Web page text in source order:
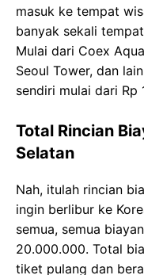
masuk ke tempat
banyak sekali
Mulai dari Coex
Seoul Tower, dan
sendiri mulai dari Rp
Total Rincian
Selatan
Nah, itulah rincian
ingin berlibur ke
semua, semua
20.000.000. Total
tiket pulang dan